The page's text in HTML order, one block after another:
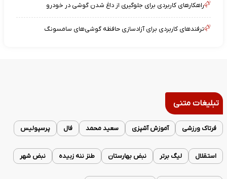
راهکارهای کاربردی برای جلوگیری از داغ شدن گوشی در خودرو
ترفندهای کاربردی برای آزادسازی حافظه گوشی‌های سامسونگ
تبلیغات متنی
فرتاک ورزشی آموزش آشپزی سعید محمد فال پرسپولیس
استقلال لیگ برتر نبض بهارستان طنز ننه زبیده نبض شهر